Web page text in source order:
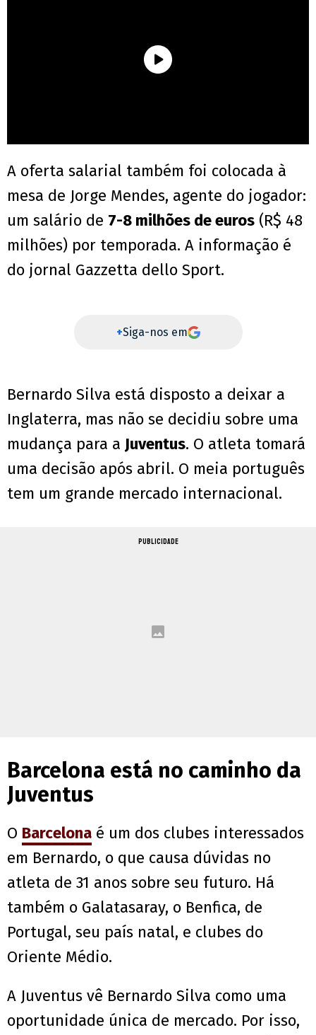
A oferta salarial também foi colocada à
mesa de Jorge Mendes, agente do jogador:
um salário de 7-8 milhões de euros (R$ 48
milhões) por temporada. A informação é
do jornal Gazzetta dello Sport.
+Siga-nos em
Bernardo Silva está disposto a deixar a
Inglaterra, mas não se decidiu sobre uma
mudança para a Juventus. O atleta tomará
uma decisão após abril. O meia português
tem um grande mercado internacional.
PUBLICIDADE
Barcelona está no caminho da
Juventus
O Barcelona é um dos clubes interessados
em Bernardo, o que causa dúvidas no
atleta de 31 anos sobre seu futuro. Há
também o Galatasaray, o Benfica, de
Portugal, seu país natal, e clubes do
Oriente Médio.
A Juventus vê Bernardo Silva como uma
oportunidade única de mercado. Por isso,